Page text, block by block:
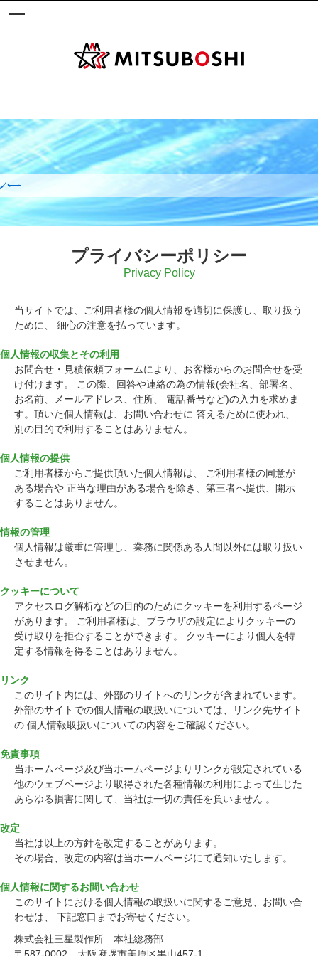
プライバシーポリシー
Privacy Policy
当サイトでは、ご利用者様の個人情報を適切に保護し、取り扱う
ために、 細心の注意を払っています。
個人情報の収集とその利用
お問合せ・見積依頼フォームにより、お客様からのお問合せを受
け付けます。 この際、回答や連絡の為の情報(会社名、部署名、
お名前、メールアドレス、住所、 電話番号など)の入力を求めま
す。頂いた個人情報は、お問い合わせに 答えるために使われ、
別の目的で利用することはありません。
個人情報の提供
ご利用者様からご提供頂いた個人情報は、 ご利用者様の同意が
ある場合や 正当な理由がある場合を除き、第三者へ提供、開示
することはありません。
情報の管理
個人情報は厳重に管理し、業務に関係ある人間以外には取り扱い
させません。
クッキーについて
アクセスログ解析などの目的のためにクッキーを利用するページ
があります。 ご利用者様は、ブラウザの設定によりクッキーの
受け取りを拒否することができます。 クッキーにより個人を特
定する情報を得ることはありません。
リンク
このサイト内には、外部のサイトへのリンクが含まれています。
外部のサイトでの個人情報の取扱いについては、リンク先サイト
の 個人情報取扱いについての内容をご確認ください。
免責事項
当ホームページ及び当ホームページよりリンクが設定されている
他のウェブページより取得された各種情報の利用によって生じた
あらゆる損害に関して、当社は一切の責任を負いません 。
改定
当社は以上の方針を改定することがあります。
その場合、改定の内容は当ホームページにて通知いたします。
個人情報に関するお問い合わせ
このサイトにおける個人情報の取扱いに関するご意見、お問い合
わせは、 下記窓口までお寄せください。
株式会社三星製作所 本社総務部